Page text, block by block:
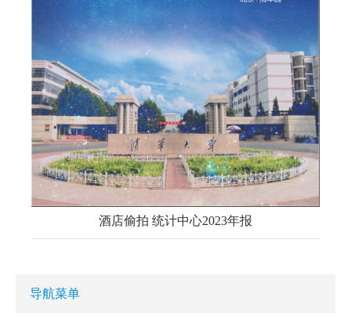
导航菜单
酒店偷拍 统计中心2023年报